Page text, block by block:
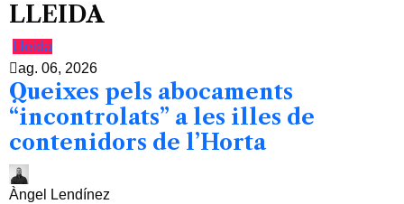
LLEIDA
Lleida
ag. 06, 2026
Queixes pels abocaments
“incontrolats” a les illes de
contenidors de l’Horta
Àngel Lendínez